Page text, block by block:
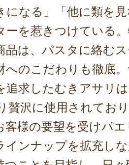
になる」「他に類を
ーを惹きつけている
品は、パスタに絡む
へのこだわりも徹底
追求したむきアサリ
贅沢に使用されてお
客様の要望を受けパ
インナップを拡充し